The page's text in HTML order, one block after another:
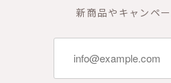
新商品やキャンペ